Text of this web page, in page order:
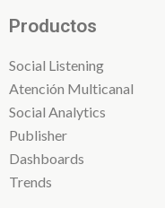
Productos
Social Listening
Atención Multicanal
Social Analytics
Publisher
Dashboards
Trends